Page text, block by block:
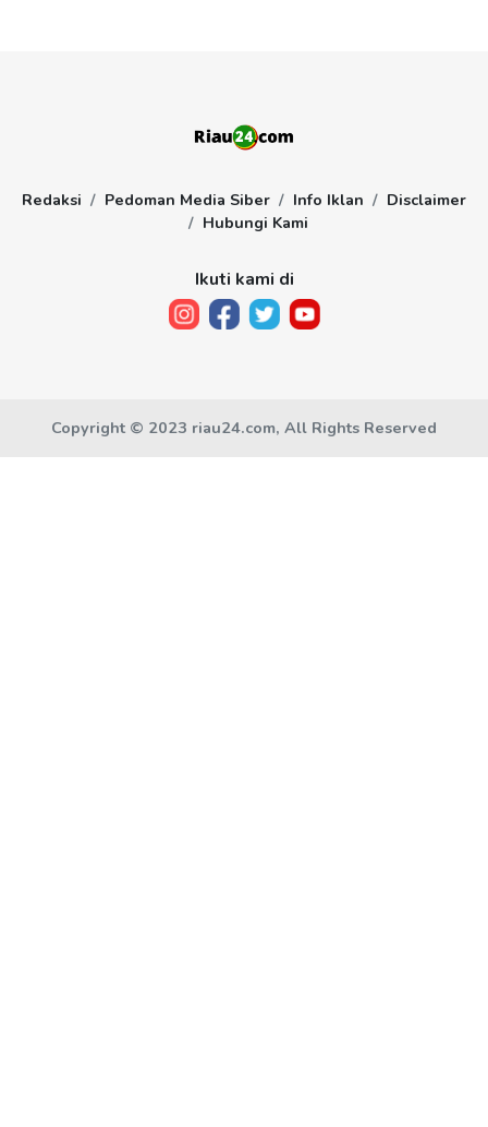
Redaksi Pedoman Media Siber Info Iklan
Disclaimer
Hubungi Kami
Ikuti kami di
Copyright © 2023 riau24.com, All Rights Reserved